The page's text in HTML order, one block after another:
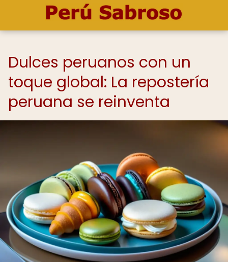
Dulces peruanos con un
toque global: La repostería
peruana se reinventa